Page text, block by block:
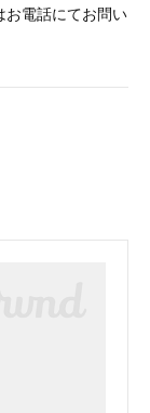
お電話にてお問い